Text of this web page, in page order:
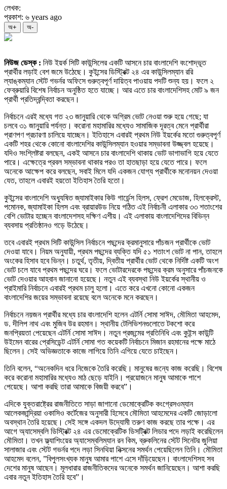
লেখক:
প্রকাশ: ৬ years ago
অ+ অ-
নিউজ ডেস্ক : নিউ ইয়র্ক সিটি কাউন্সিলের একটি আসনে চার বাংলাদেশি বংশোদ্ভূত
প্রার্থীর লড়াই বেশ জমে উঠেছে। কুইন্সের ডিস্ট্রিক্ট ২৪ এর কাউন্সিলম্যান ররি
ল্যাঙ্কম্যান স্টেট গভর্নর অফিসে গুরুত্বপূর্ণ দায়িত্ব পাওয়ায় পদটি শুন্য হয়। ফলে ২
ফেব্রুয়ারি বিশেষ নির্বাচন অনুষ্ঠিত হতে যাচ্ছে। আর এতে চার বাংলাদেশিসহ মোট ৯ জন
প্রার্থী প্রতিদ্বন্দ্বিতা করছেন।
নির্বাচনে এরই মধ্যে গত ২৩ জানুয়ারি থেকে অগ্রিম ভোট নেওয়া শুরু হয়ে গেছে; যা
চলবে ৩১ জানুয়ারি পর্যন্ত। করোনা মহামারির মধ্যেও সামাজিক দূরত্ব মেনে প্রার্থীরা
প্রাণপণ প্রচারণা চালিয়ে যাচ্ছেন। ইতিহাসে এবারই প্রথম নিউ ইয়র্কের মতো গুরুত্বপূর্ণ
একটি শহর থেকে কোনো বাংলাদেশির কাউন্সিলম্যান হওয়ার সম্ভাবনা উজ্জ্বল হয়েছে।
যদিও সংশ্লিষ্টরা বলছেন, একই আসনে চার বাংলাদেশি থাকায় ভোট ভাগাভাগি হয়ে যেতে
পারে। এক্ষেত্রে প্রবল সম্ভাবনা থাকার পরও তা হাতছাড়া হয়ে যেতে পারে। ফলে
অনেকে আক্ষেপ করে বলছেন, সবাই মিলে যদি একজন যোগ্য প্রার্থীকে মনোনয়ন দেওয়া
যেত, তাহলে এবারই হয়তো ইতিহাস তৈরি হতো।
কুইন্সের বাংলাদেশি অধ্যুষিত জ্যামাইকার কিউ গার্ডেন্স হিলস, ফ্রেশ মেডোজ, হিলক্রেস্ট,
পমোনক, জ্যামাইকা হিলস এবং ব্রায়ারউড নিয়ে গঠিত এই নির্বাচনী এলাকার ৩৩ শতাংশের
বেশি ভোটার হচ্ছেন বাংলাদেশসহ দক্ষিণ এশীয়। এই এলাকায় বাংলাদেশিদের বিভিন্ন
ব্যবসায় প্রতিষ্ঠানও গড়ে উঠেছে।
তবে এবারই প্রথম সিটি কাউন্সিল নির্বাচনে পছন্দের ক্রমানুসারে পাঁচজন প্রার্থীকে ভোট
দেওয়া যাবে। নিয়ম অনুযায়ী, প্রথম পছন্দের ব্যক্তি যদি ৫১ শতাংশ ভোট না পান, তাহলে
অংকের হিসাব হবে ভিন্ন। চতুর্থ, তৃতীয়, দ্বিতীয় প্রার্থীর ভোট থেকে নির্দিষ্ট একটি অংশ
ভোট চলে যাবে প্রথম পছন্দের ঘরে। ফলে ভোটারদেরকে পছন্দের ক্রম অনুসারে পাঁচজনকে
ভোট দেওয়ার আহবান জানানো হয়েছে। নতুন এই ব্যবস্থা নিউ ইয়র্কের স্থানীয় ও
প্রাইমারি নির্বাচনে এবারই প্রথম চালু হলো। এতে করে এখনো কোনো একজন
বাংলাদেশির জয়ের সম্ভাবনা রয়েছে বলে অনেকে মনে করছেন।
নির্বাচনে নয়জন প্রার্থীর মধ্যে চার বাংলাদেশি হলেন এটর্নি সোমা সাঈদ, মৌমিতা আহমেদ,
ড. দীলিপ নাথ এবং মুজিব উর রহমান। স্থানীয় টেলিভিশনগুলোতে টকশো করে
জনপ্রিয়তা পেয়েছেন এটর্নি সোমা সাঈদ। নতুন প্রজন্মের প্রতিনিধি এবং কুইন্স কাউন্টি
উইমেন বারের প্রেসিডেন্ট এটর্নি সোমা গত কয়েকটি নির্বাচনে মিজান রহমানের পক্ষে মাঠে
ছিলেন। সেই অভিজ্ঞতাকে কাজে লাগিয়ে তিনি এগিয়ে যেতে চাইছেন।
তিনি বলেন, “অনেকদিন ধরে নিজেকে তৈরি করেছি। মানুষের জন্যে কাজ করেছি। বিশেষ
করে করোনা মহামারির মধ্যেও মাঠ ছেড়ে যাইনি। প্রয়োজনে মানুষ আমাকে পাশে
পেয়েছে। আশা করছি তারা আমাকে বিজয়ী করবে”।
এদিকে যুক্তরাষ্ট্রের রাজনীতিতে সাড়া জাগানো ডেমোক্রেটিক কংগ্রেসওম্যান
আলেকজান্দ্রিয়া ওকাসিও কর্টেজের অনুসারী হিসেবে মৌমিতা আহমেদের একটি জোড়ালো
অবস্থান তৈরি হয়েছে। সেই সঙ্গে একদল উদ্যোমী তরুণ কাজ করছে তার পক্ষে। এর
আগে অ্যাসেম্বলি ডিস্ট্রিক্ট ২৪ এর ডেমোক্রেটিক ডিসট্রিক্ট লিডার পদে লড়াই করেছিলেন
মৌমিতা। তখন ফ্ল্যাশিংয়ের অ্যাসেম্বলিম্যান রন কিম, ব্রুকলিনের স্টেট সিনেটর জুলিয়া
সালাজার এবং স্টেট গভর্নর পদে লড়া সিনথিয়া নিক্সনের সমর্থন পেয়েছিলেন তিনি। মৌমিতা
আহমেদ বলেন, ”বিপুলসংখ্যক মানুষ আমার পাশে এসে দাঁড়িয়েছেন। বাংলাদেশিসহ সব
দেশের মানুষ আছেন। মূলধারার রাজনীতিকদের অনেকে সমর্থন জানিয়েছেন। আশা করছি
এবার নতুন ইতিহাস তৈরি হবে”।